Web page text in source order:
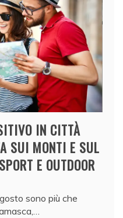
IN CITTÀ
SUI MONTI E SUL
E OUTDOOR
sono più che